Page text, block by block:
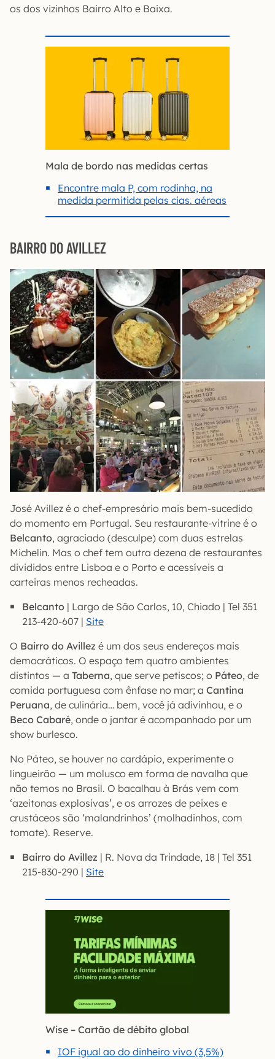
os dos vizinhos Bairro Alto e Baixa.
Mala de bordo nas medidas certas
Encontre mala P, com rodinha, na
medida permitida pelas cias. aéreas
BAIRRO DO AVILLEZ
José Avillez é o chef-empresário mais bem-sucedido
do momento em Portugal. Seu restaurante-vitrine é o
Belcanto, agraciado (desculpe) com duas estrelas
Michelin. Mas o chef tem outra dezena de restaurantes
divididos entre Lisboa e o Porto e acessíveis a
carteiras menos recheadas.
Belcanto | Largo de São Carlos, 10, Chiado | Tel 351
213-420-607 | Site
O Bairro do Avillez é um dos seus endereços mais
democráticos. O espaço tem quatro ambientes
distintos — a Taberna, que serve petiscos; o Páteo, de
comida portuguesa com ênfase no mar; a Cantina
Peruana, de culinária… bem, você já adivinhou, e o
Beco Cabaré, onde o jantar é acompanhado por um
show burlesco.
No Páteo, se houver no cardápio, experimente o
lingueirão — um molusco em forma de navalha que
não temos no Brasil. O bacalhau à Brás vem com
‘azeitonas explosivas’, e os arrozes de peixes e
crustáceos são ‘malandrinhos’ (molhadinhos, com
tomate). Reserve.
Bairro do Avillez | R. Nova da Trindade, 18 | Tel 351
215-830-290 | Site
Wise – Cartão de débito global
IOF igual ao do dinheiro vivo (3,5%)